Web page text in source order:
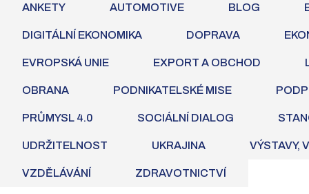
ANKETY AUTOMOTIVE BLOG
DIGITÁLNÍ EKONOMIKA DOPRAVA
EVROPSKÁ UNIE EXPORT A OBCHOD
OBRANA PODNIKATELSKÉ MISE
PRŮMYSL 4.0 SOCIÁLNÍ DIALOG
UDRŽITELNOST UKRAJINA VÝSTAVY,
VZDĚLÁVÁNÍ ZDRAVOTNICTVÍ